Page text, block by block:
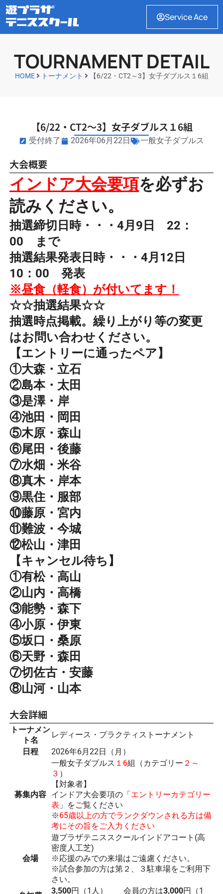
Service Ace
TOURNAMENT DETAIL
HOME トーナメント 【6/22・CT2～3】女子ダブルス１6組
【6/22・CT2～3】女子ダブルス１6組
受付終了 2026年06月22日 一般女子ダブルス
大会概要
インドア大会要項を必ずお
読みください。
抽選締切日時・・・4月9日 22：
00 まで
抽選結果発表日時・・・4月12日
10：00 発表
※昼食（軽食）が付いてます！
☆☆抽選結果☆☆
抽選時点掲載。繰り上がり等の変更
はお問い合わせください。
【エントリーに通ったペア】
①大森・立石
②島本・太田
③是澤・岸
④池田・岡田
⑤木原・森山
⑥尾田・後藤
⑦水畑・米谷
⑧真木・岸本
⑨黒住・服部
⑩藤原・宮内
⑪難波・今城
⑫松山・津田
【キャンセル待ち】
①有松・高山
②山内・高橋
③能勢・森下
④小原・伊東
⑤坂口・桑原
⑥天野・森田
⑦切佐古・安藤
⑧山河・山本
大会詳細
トーナメン
ト名
レディース・プラクティストーナメント
日程
2026年6月22日（月）
募集内容
一般女子ダブルス １6組（カテゴリー ２～
３ ）
【対象者】
インドア大会要項の「 エントリーカテゴリー
表 」をご覧ください
※65歳以上の方でランクダウンされる方は備
考にその旨をご入力ください
会場
遊プラザテニススクールインドアコート(高
密度人工芝)
※応援のみでの来場はご遠慮ください。
※試合参加の方は第２、３駐車場をご利用下
さい。
3,500円（1人） 会員の方は3,000円（1